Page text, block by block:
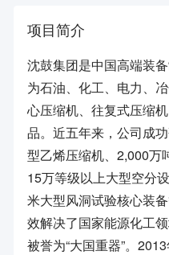
项目简介
沈鼓集团是中国高端装
为石油、化工、电力、
心压缩机、往复式压缩
品。近五年来，公司成
型乙烯压缩机、2,000万
15万等级以上大型空分
米大型风洞试验核心装
效解决了国家能源化工领
被誉为“大国重器”。